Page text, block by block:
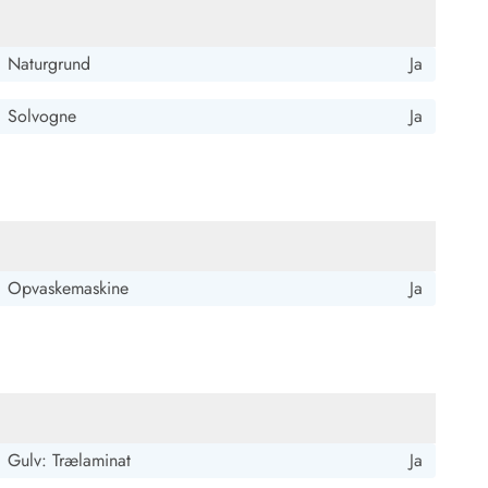
Naturgrund Ja
Solvogne Ja
Opvaskemaskine Ja
Gulv: Trælaminat Ja